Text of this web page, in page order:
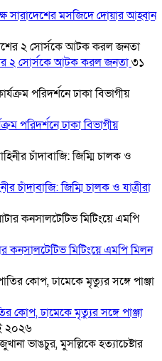
সারাদেশের মসজিদে দোয়ার আহ্বান
২ সোর্সকে আটক করল জনতা৩১
পরিদর্শনে ঢাকা বিভাগীয়
চাঁদাবাজি: জিম্মি চালক ও যাত্রীরা
কনসালটেটিভ মিটিংয়ে এমপি মিলন
কোপ, ঢামেকে মৃত্যুর সঙ্গে পাঞ্জা
২০২৬